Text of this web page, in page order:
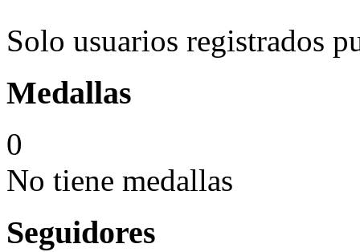
Solo usuarios registrados
Medallas
0
No tiene medallas
Seguidores